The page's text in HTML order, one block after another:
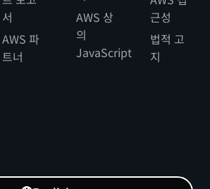
서
AWS 파
트너
AWS 상
의
JavaScript
근성
법적 고
지